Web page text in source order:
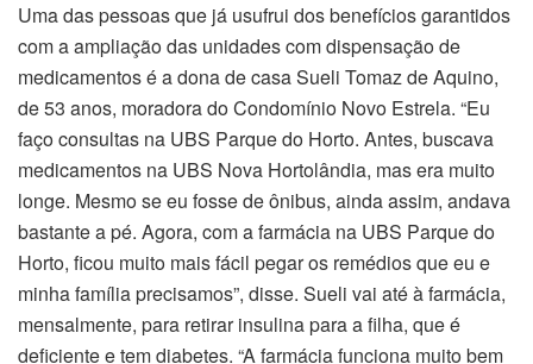
Uma das pessoas que já usufrui dos benefícios garantidos
com a ampliação das unidades com dispensação de
medicamentos é a dona de casa Sueli Tomaz de Aquino,
de 53 anos, moradora do Condomínio Novo Estrela. “Eu
faço consultas na UBS Parque do Horto. Antes, buscava
medicamentos na UBS Nova Hortolândia, mas era muito
longe. Mesmo se eu fosse de ônibus, ainda assim, andava
bastante a pé. Agora, com a farmácia na UBS Parque do
Horto, ficou muito mais fácil pegar os remédios que eu e
minha família precisamos”, disse. Sueli vai até à farmácia,
mensalmente, para retirar insulina para a filha, que é
deficiente e tem diabetes. “A farmácia funciona muito bem